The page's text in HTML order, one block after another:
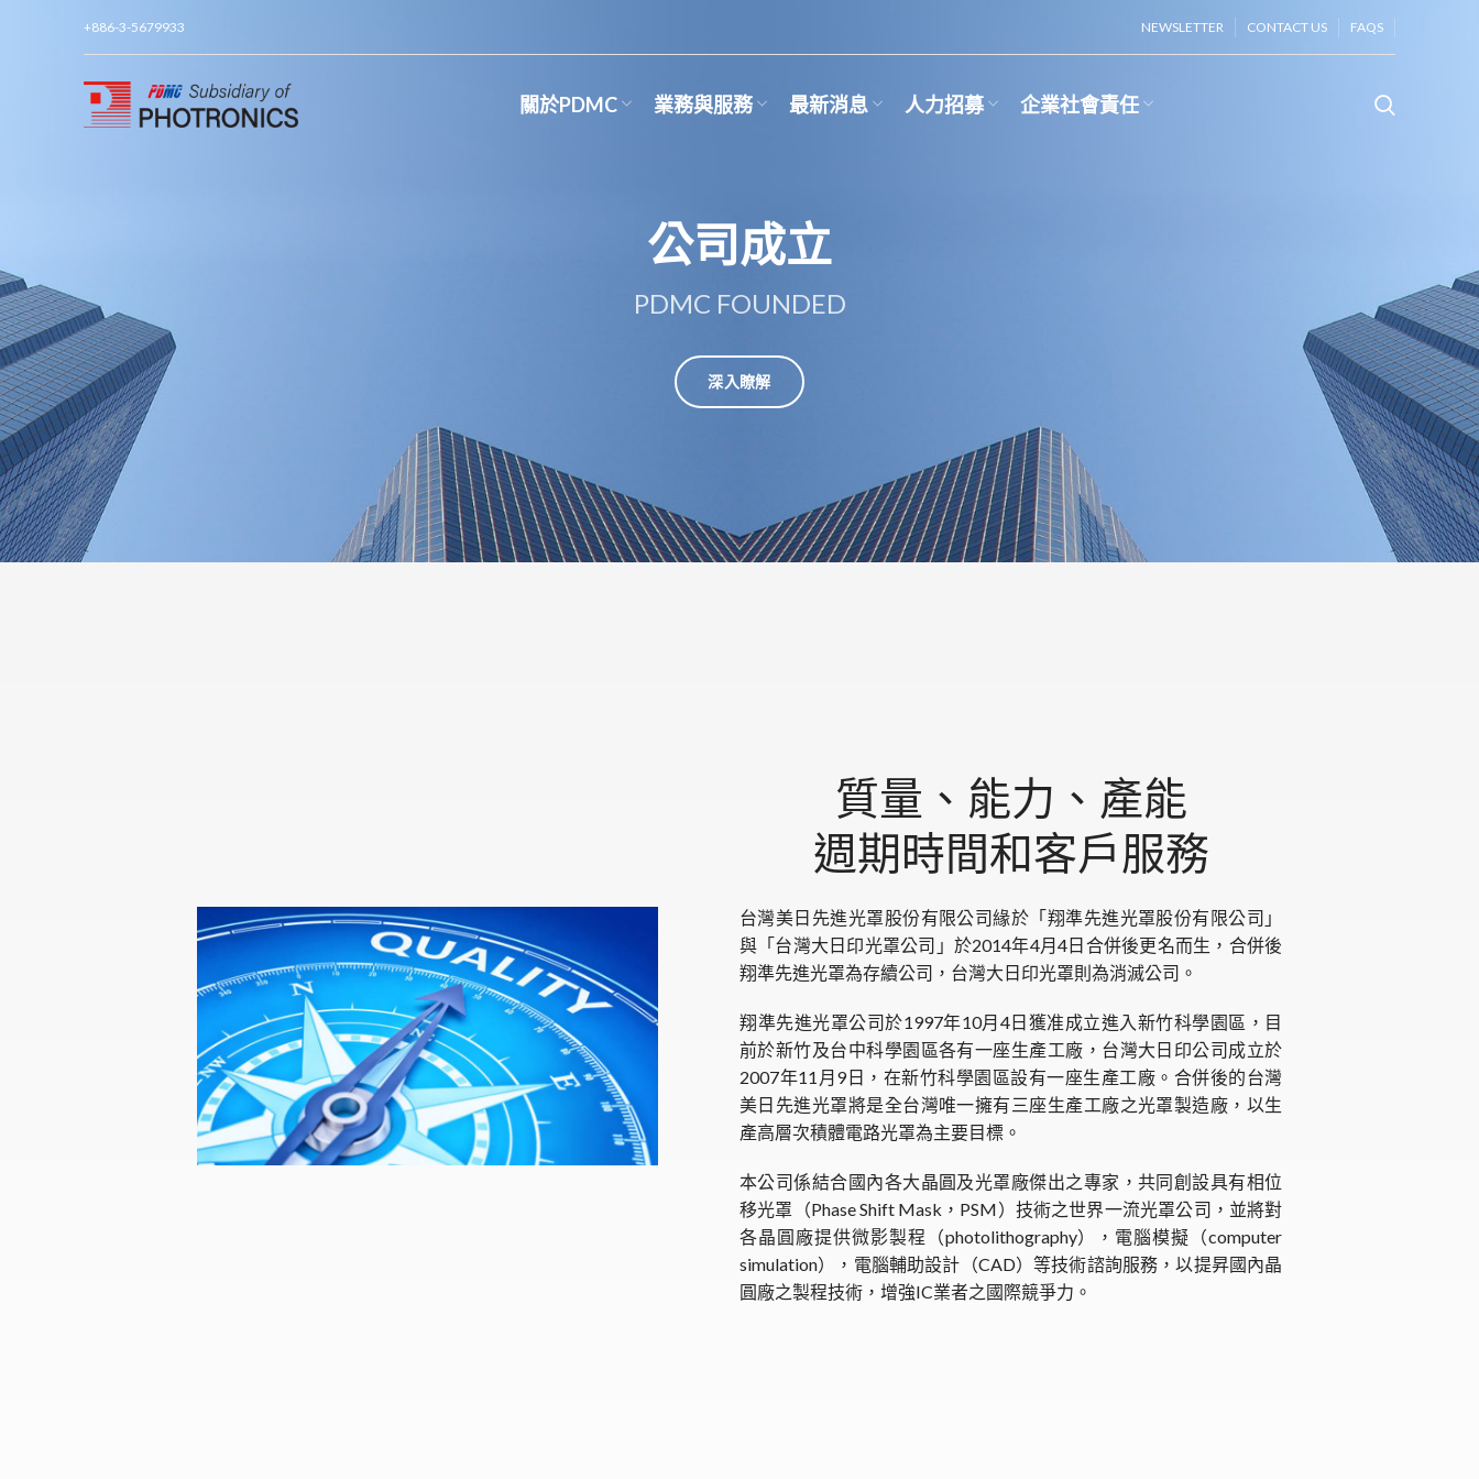
+886-3-5679933 NEWSLETTER CONTACT US FAQS
關於PDMC 業務與服務 最新消息 人力招募 企業社會責任
公司成立
PDMC FOUNDED
深入瞭解
質量、能力、產能
週期時間和客戶服務
台灣美日先進光罩股份有限公司緣於「翔準先進光罩股份有限公司」
與「台灣大日印光罩公司」於2014年4月4日合併後更名而生，合併後
翔準先進光罩為存續公司，台灣大日印光罩則為消滅公司。
翔準先進光罩公司於1997年10月4日獲准成立進入新竹科學園區，目
前於新竹及台中科學園區各有一座生產工廠，台灣大日印公司成立於
2007年11月9日，在新竹科學園區設有一座生產工廠。合併後的台灣
美日先進光罩將是全台灣唯一擁有三座生產工廠之光罩製造廠，以生
產高層次積體電路光罩為主要目標。
本公司係結合國內各大晶圓及光罩廠傑出之專家，共同創設具有相位
移光罩（Phase Shift Mask，PSM）技術之世界一流光罩公司，並將對
各晶圓廠提供微影製程（photolithography），電腦模擬（computer
simulation），電腦輔助設計（CAD）等技術諮詢服務，以提昇國內晶
圓廠之製程技術，增強IC業者之國際競爭力。